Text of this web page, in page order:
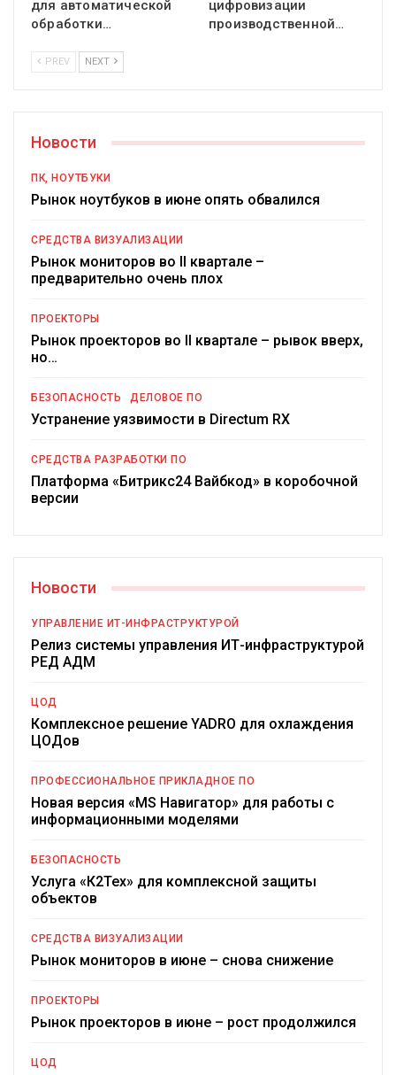
для автоматической
обработки…
цифровизации
производственной…
PREV NEXT
Новости
ПК, НОУТБУКИ
Рынок ноутбуков в июне опять обвалился
СРЕДСТВА ВИЗУАЛИЗАЦИИ
Рынок мониторов во II квартале –
предварительно очень плох
ПРОЕКТОРЫ
Рынок проекторов во II квартале – рывок вверх,
но…
БЕЗОПАСНОСТЬ ДЕЛОВОЕ ПО
Устранение уязвимости в Directum RX
СРЕДСТВА РАЗРАБОТКИ ПО
Платформа «Битрикс24 Вайбкод» в коробочной
версии
Новости
УПРАВЛЕНИЕ ИТ-ИНФРАСТРУКТУРОЙ
Релиз системы управления ИТ-инфраструктурой
РЕД АДМ
ЦОД
Комплексное решение YADRO для охлаждения
ЦОДов
ПРОФЕССИОНАЛЬНОЕ ПРИКЛАДНОЕ ПО
Новая версия «MS Навигатор» для работы с
информационными моделями
БЕЗОПАСНОСТЬ
Услуга «К2Тех» для комплексной защиты
объектов
СРЕДСТВА ВИЗУАЛИЗАЦИИ
Рынок мониторов в июне – снова снижение
ПРОЕКТОРЫ
Рынок проекторов в июне – рост продолжился
ЦОД